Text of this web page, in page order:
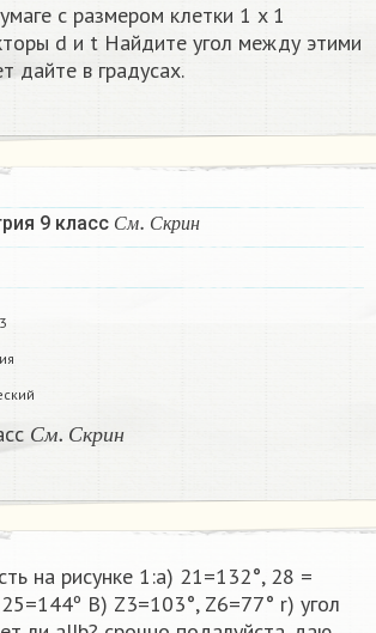
с размером клетки 1 x 1
d и t Найдите угол между этими
дайте в градусах.
9 класс См С кр и н
С м .Ск рин
См Скр ин
на рисунке 1:а) 21=132°, 28 =
B) Z3=103°, Z6=77° r) угол